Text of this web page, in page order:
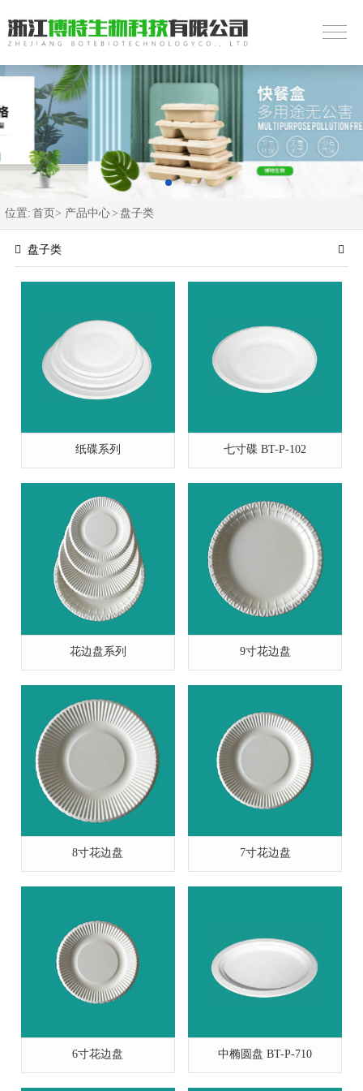
位置: 首页> 产品中心> 盘子类
盘子类
纸碟系列 七寸碟 BT-P-102
花边盘系列 9寸花边盘
8寸花边盘 7寸花边盘
6寸花边盘 中椭圆盘 BT-P-710